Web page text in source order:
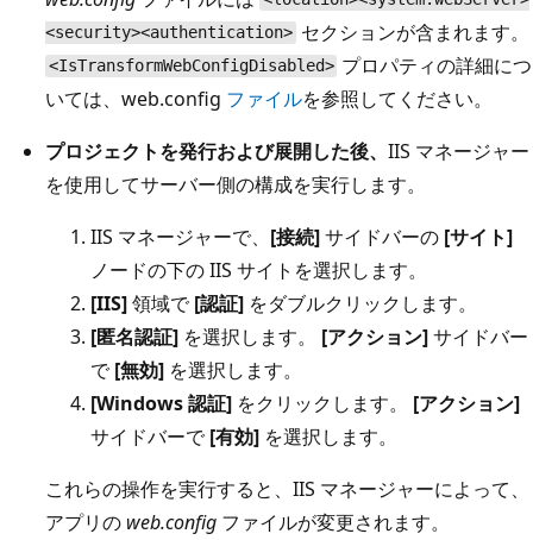
<security><authentication> セクションが含まれます。
<IsTransformWebConfigDisabled> プロパティの詳細につ
いては、web.config ファイルを参照してください。
プロジェクトを発行および展開した後、 IIS マネージャー
を使用してサーバー側の構成を実行します。
IIS マネージャーで、 [接続]サイドバーの [サイト]
ノードの下の IIS サイトを選択します。
[IIS]領域で[認証] をダブルクリックします。
[匿名認証] を選択します。 [アクション]サイドバー
で[無効] を選択します。
[Windows 認証] をクリックします。 [アクション]
サイドバーで[有効] を選択します。
これらの操作を実行すると、IIS マネージャーによって、
アプリの web.config ファイルが変更されます。